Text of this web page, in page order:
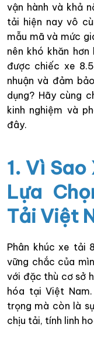
vận hành và khả
tải hiện nay vô
mẫu mã và mức
nên khó khăn
được chiếc xe
nhuận và đảm
dụng? Hãy cùng
kinh nghiệm và
đây.
1. Vì
Lựa
Tải Việt
Phân khúc xe tải
vững chắc của
với đặc thù cơ sở
hóa tại Việt
trọng mà còn là
chịu tải, tính linh